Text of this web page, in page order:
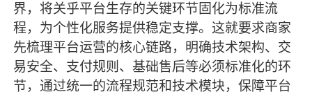
界，将关乎平台生存的关键环节固化为标准流
程，为个性化服务提供稳定支撑。这就要求商家
先梳理平台运营的核心链路，明确技术架构、交
易安全、支付规则、基础售后等必须标准化的环
节，通过统一的流程规范和技术模块，保障平台